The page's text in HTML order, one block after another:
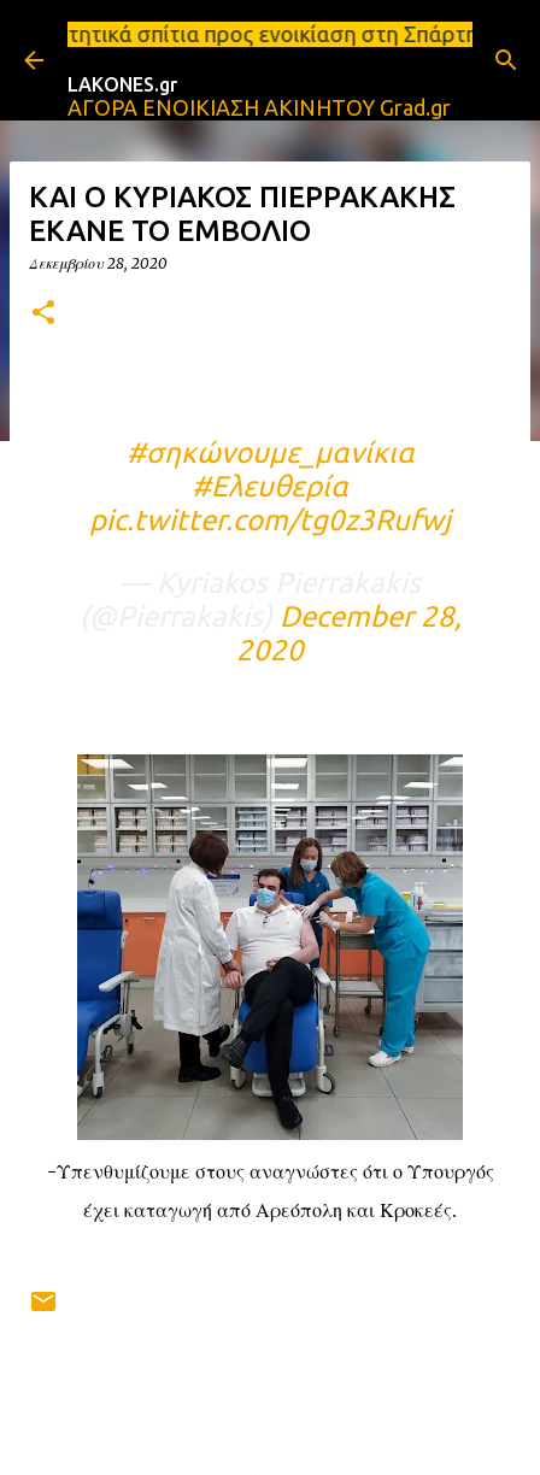
Μετάβαση στο κύριο περιεχόμενο
προς ενοικίαση στη Σπάρτη Ενοικιάσεις
LAKONES.gr
ΑΓΟΡΑ ΕΝΟΙΚΙΑΣΗ ΑΚΙΝΗΤΟΥ Grad.gr
ΚΑΙ Ο ΚΥΡΙΑΚΟΣ ΠΙΕΡΡΑΚΑΚΗΣ
ΕΚΑΝΕ ΤΟ ΕΜΒΟΛΙΟ
Δεκεμβρίου 28, 2020
#σηκώνουμε_μανίκια
#Ελευθερία
pic.twitter.com/tg0z3Rufwj
December 28,
2020
-Υπενθυμίζουμε στους αναγνώστες ότι ο Υπουργός
έχει καταγωγή από Αρεόπολη και Κροκεές.